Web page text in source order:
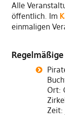
Alle
öffentlich. Im
einmaligen
Ort:
Zeit: